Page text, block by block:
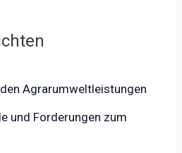
den Agrarumweltleistungen
und Forderungen zum